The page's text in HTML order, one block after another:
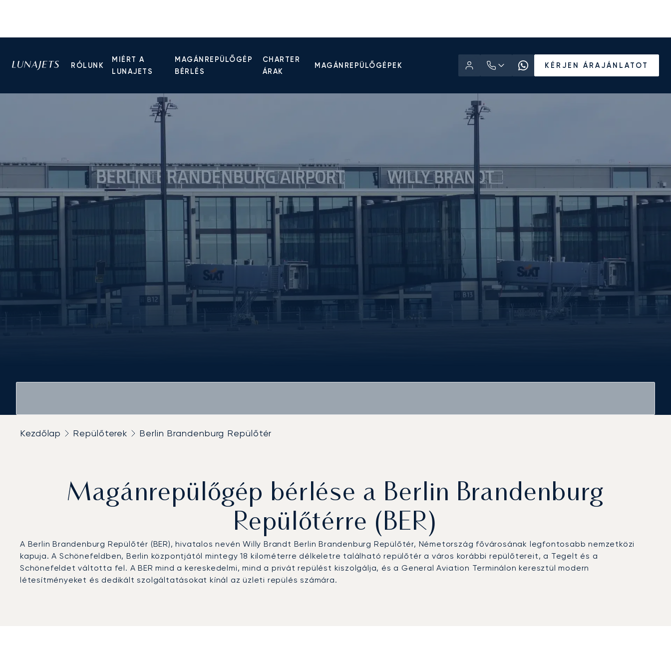
RÓLUNK
MIÉRT A
LUNAJETS
MAGÁNREPÜLŐGÉP
BÉRLÉS
CHARTER
ÁRAK
MAGÁNREPÜLŐGÉPEK KÉRJEN ÁRAJÁNLATOT
Kezdőlap Repülőterek Berlin Brandenburg Repülőtér
Magánrepülőgép bérlése a Berlin Brandenburg
Repülőtérre (BER)
A Berlin Brandenburg Repülőtér (BER), hivatalos nevén Willy Brandt Berlin Brandenburg Repülőtér, Németország fővárosának legfontosabb nemzetközi
kapuja. A Schönefeldben, Berlin központjától mintegy 18 kilométerre délkeletre található repülőtér a város korábbi repülőtereit, a Tegelt és a
Schönefeldet váltotta fel. A BER mind a kereskedelmi, mind a privát repülést kiszolgálja, és a General Aviation Terminálon keresztül modern
létesítményeket és dedikált szolgáltatásokat kínál az üzleti repülés számára.